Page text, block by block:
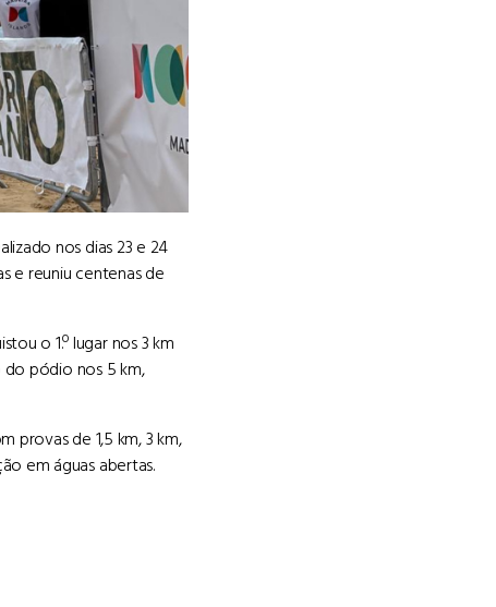
nos dias 23 e 24
e reuniu centenas de
o 1.º lugar nos 3 km
do pódio nos 5 km,
provas de 1,5 km, 3 km,
em águas abertas.